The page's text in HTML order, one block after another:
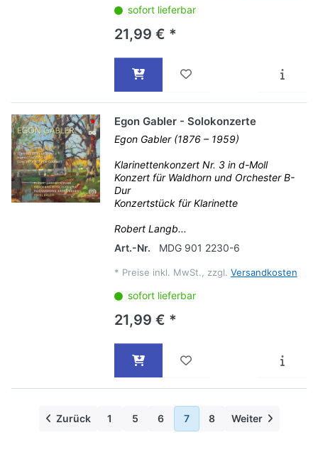
sofort lieferbar
21,99 € *
Egon Gabler - Solokonzerte
Egon Gabler (1876 – 1959)
Klarinettenkonzert Nr. 3 in d-Moll
Konzert für Waldhorn und Orchester B-
Dur
Konzertstück für Klarinette
Robert Langb...
Art.-Nr.
MDG 901 2230-6
* Preise inkl. MwSt., zzgl. Versandkosten
sofort lieferbar
21,99 € *
Zurück 1 5 6 7 8 Weiter